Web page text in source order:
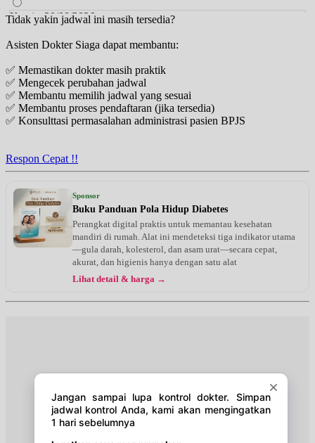
Kamis, 20/08/2026
Jam 15:00 - 16:00
UMUM
Senin, 24/08/2026
Jam 18:00 - 19:00
UMUM
Selasa, 25/08/2026
Jam 15:00 - 16:00
UMUM
Senin, 31/08/2026
Jam 18:00 - 19:00
Selasa, 01/09/2026
Tidak yakin jadwal ini masih tersedia?
Asisten Dokter Siaga dapat membantu:
✅ Memastikan dokter masih praktik
✅ Mengecek perubahan jadwal
✅ Membantu memilih jadwal yang sesuai
✅ Membantu proses pendaftaran (jika tersedia)
✅ Konsulttasi permasalahan administrasi pasien BPJS
Respon Cepat !!
Sponsor
Buku Panduan Pola Hidup Diabetes
Perangkat digital praktis untuk memantau kesehatan
mandiri di rumah. Alat ini mendeteksi tiga indikator utama
—gula darah, kolesterol, dan asam urat—secara cepat,
akurat, dan higienis hanya dengan satu alat
Lihat detail & harga →